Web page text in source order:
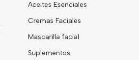
Aceites Esenciales
Cremas Faciales
Mascarilla facial
Suplementos